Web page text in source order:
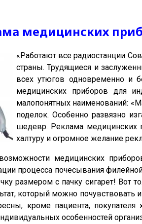
медицинских
«Работают все радиостанции
страны. Трудящиеся и
всех утюгов одновременно и
медицинских приборов для
малопонятных наименований:
поделок. Особенно развязно
шедевр. Реклама медицинских
халтуру и огромное желание
медицинских
процесса почесывания
размером с пачку сигарет! Вот
который можно
кроме пациента,
особенностей